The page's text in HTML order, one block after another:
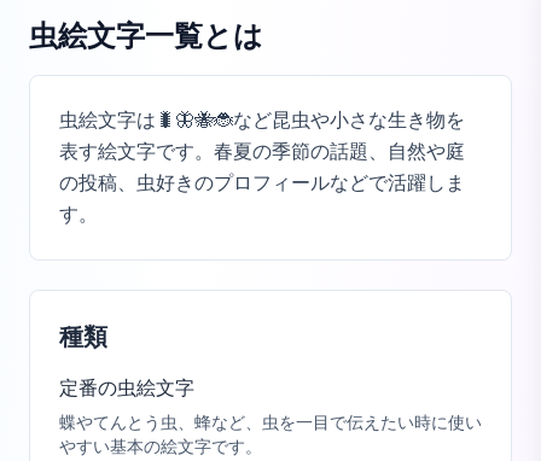
虫絵文字一覧とは
虫絵文字は🐛🦋🐝🐞など昆虫や小さな生き物を
表す絵文字です。春夏の季節の話題、自然や庭
の投稿、虫好きのプロフィールなどで活躍しま
す。
種類
定番の虫絵文字
蝶やてんとう虫、蜂など、虫を一目で伝えたい時に使い
やすい基本の絵文字です。